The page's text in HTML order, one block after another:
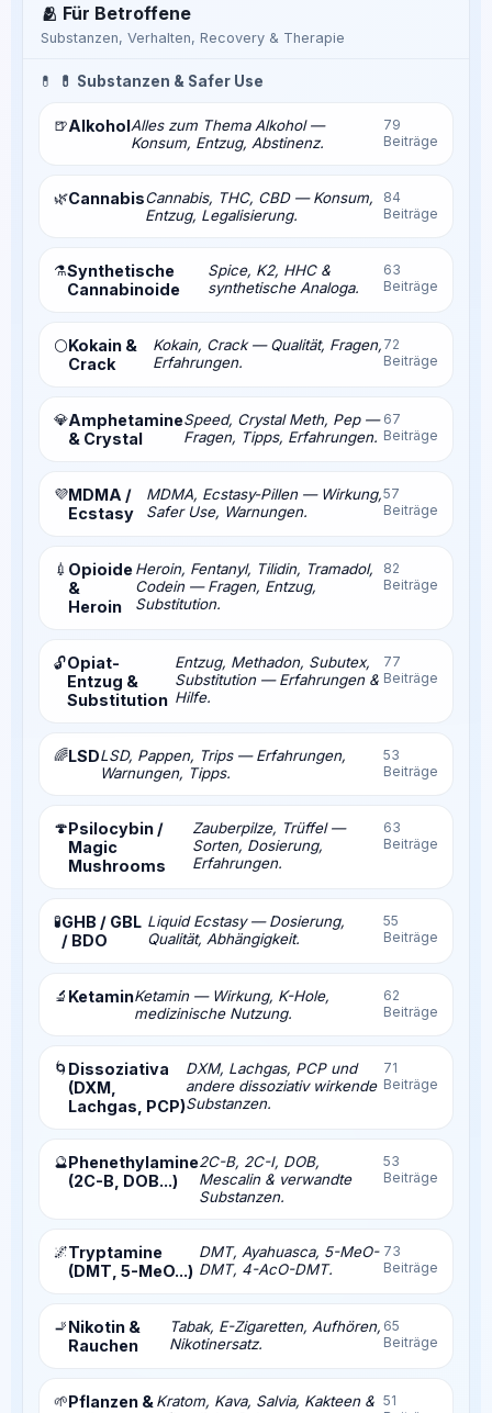
🫂 Für Betroffene
Substanzen, Verhalten, Recovery & Therapie
💊 💊 Substanzen & Safer Use
🍺AlkoholAlles zum Thema Alkohol —
Konsum, Entzug, Abstinenz.
79
Beiträge
🌿CannabisCannabis, THC, CBD — Konsum,
Entzug, Legalisierung.
84
Beiträge
⚗️Synthetische
Cannabinoide
Spice, K2, HHC &
synthetische Analoga.
63
Beiträge
⚪Kokain &
Crack
Kokain, Crack — Qualität, Fragen,
Erfahrungen.
72
Beiträge
💎Amphetamine
& Crystal
Speed, Crystal Meth, Pep —
Fragen, Tipps, Erfahrungen.
67
Beiträge
💜MDMA /
Ecstasy
MDMA, Ecstasy-Pillen — Wirkung,
Safer Use, Warnungen.
57
Beiträge
💉 Opioide
&
Heroin
Heroin, Fentanyl, Tilidin, Tramadol,
Codein — Fragen, Entzug,
Substitution.
82
Beiträge
🔓Opiat-
Entzug &
Substitution
Entzug, Methadon, Subutex,
Substitution — Erfahrungen &
Hilfe.
77
Beiträge
🌈LSDLSD, Pappen, Trips — Erfahrungen,
Warnungen, Tipps.
53
Beiträge
🍄Psilocybin /
Magic
Mushrooms
Zauberpilze, Trüffel —
Sorten, Dosierung,
Erfahrungen.
63
Beiträge
🧪GHB / GBL
/ BDO
Liquid Ecstasy — Dosierung,
Qualität, Abhängigkeit.
55
Beiträge
🔬 KetaminKetamin — Wirkung, K-Hole,
medizinische Nutzung.
62
Beiträge
🌀 Dissoziativa
(DXM,
Lachgas, PCP)
DXM, Lachgas, PCP und
andere dissoziativ wirkende
Substanzen.
71
Beiträge
🔮Phenethylamine
(2C-B, DOB...)
2C-B, 2C-I, DOB,
Mescalin & verwandte
Substanzen.
53
Beiträge
🌌Tryptamine
(DMT, 5-MeO...)
DMT, Ayahuasca, 5-MeO-
DMT, 4-AcO-DMT.
73
Beiträge
🚬Nikotin &
Rauchen
Tabak, E-Zigaretten, Aufhören,
Nikotinersatz.
65
Beiträge
🌱Pflanzen & Kratom, Kava, Salvia, Kakteen & 51